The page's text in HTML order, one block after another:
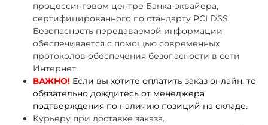
процессинговом центре Банка-эквайера,
сертифицированного по стандарту PCI DSS.
Безопасность передаваемой информации
обеспечивается с помощью современных
протоколов обеспечения безопасности в сети
Интернет.
ВАЖНО! Если вы хотите оплатить заказ онлайн, то
обязательно дождитесь от менеджера
подтверждения по наличию позиций на складе.
Курьеру при доставке заказа.